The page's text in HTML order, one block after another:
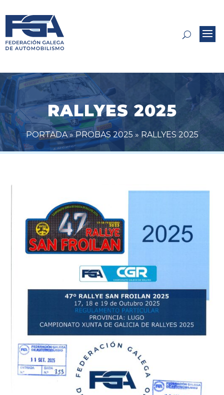
RALLYES 2025
PORTADA»PROBAS 2025 » RALLYES 2025